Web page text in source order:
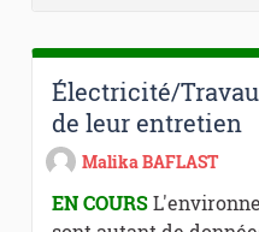
Électricité/
de leur entretien
Malika BAFLAST
EN COURS